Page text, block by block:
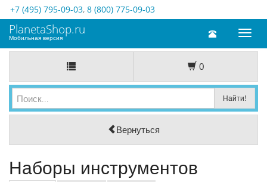
+7 (495) 795-09-03, 8 (800) 775-09-03
Toggle
PlanetaShop.ru
Мобильная версия
0
Вернуться
Наборы инструментов